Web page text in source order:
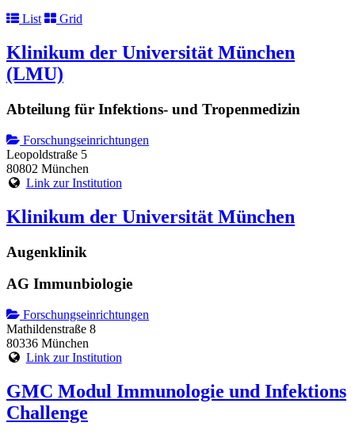
List
Grid
Klinikum der Universität München
(LMU)
Abteilung für Infektions- und Tropenmedizin
Forschungseinrichtungen
Leopoldstraße 5
80802 München
Link zur Institution
Klinikum der Universität München
Augenklinik
AG Immunbiologie
Forschungseinrichtungen
Mathildenstraße 8
80336 München
Link zur Institution
GMC Modul Immunologie und Infektions
Challenge